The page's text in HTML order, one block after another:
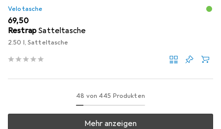
Velotasche
EUR
69,50
Restrap Satteltasche
2.50 l, Satteltasche
48 von 445 Produkten
Mehr anzeigen